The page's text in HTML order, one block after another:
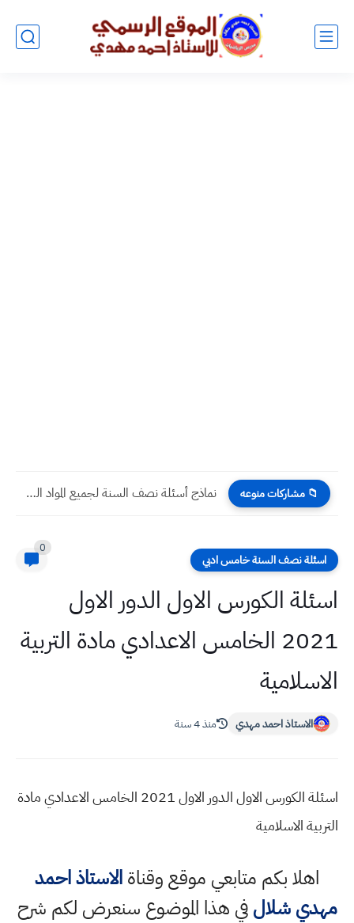
📁 مشاركات منوعه أوراق دفتر مراجعة الوحدة الأولى 2024 امتحان نصف السنة اللغة...
اسئلة نصف السنة خامس ادبي
0
اسئلة الكورس الاول الدور الاول
2021 الخامس الاعدادي مادة التربية
الاسلامية
الاستاذ احمد مهدي منذ 4 سنة
اسئلة الكورس الاول الدور الاول 2021 الخامس الاعدادي مادة
التربية الاسلامية
اهلا بكم متابعي موقع وقناةالاستاذ احمد
مهدي شلالفي هذا الموضوع سنعرض لكم شرح